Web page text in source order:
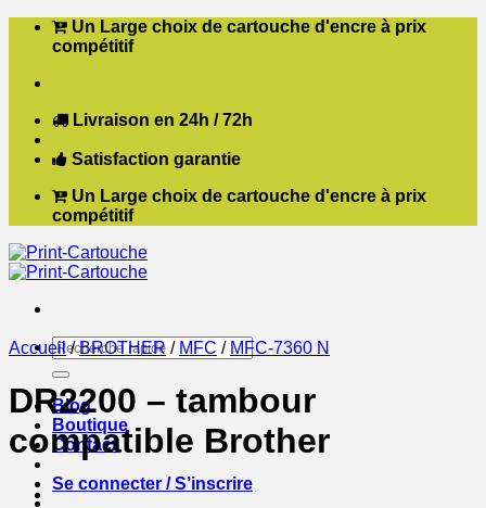
Passer Un Large choix de cartouche d'encre à prix
compétitif
Livraison en 24h / 72h
Satisfaction garantie
Un Large choix de cartouche d'encre à prix
compétitif
Recherche
pour :
Blog
Boutique
Contact
Se connecter / S’inscrire
Accueil / BROTHER / MFC / MFC-7360 N
DR2200 – tambour
compatible Brother